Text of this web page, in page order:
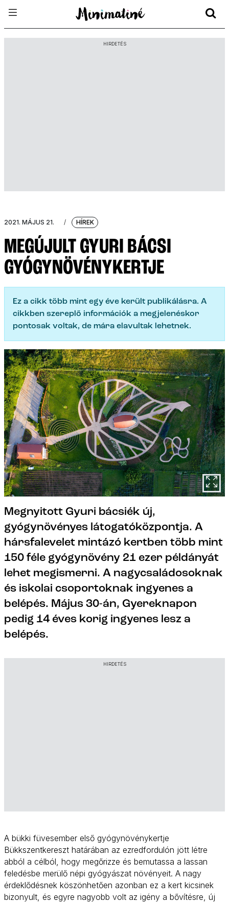
HIRDETÉS
2021. MÁJUS 21. / HÍREK
MEGÚJULT GYURI BÁCSI
GYÓGYNÖVÉNYKERTJE
Ez a cikk több mint egy éve került publikálásra. A
cikkben szereplő információk a megjelenéskor
pontosak voltak, de mára elavultak lehetnek.
Megnyitott Gyuri bácsiék új,
gyógynövényes látogatóközpontja. A
hársfalevelet mintázó kertben több mint
150 féle gyógynövény 21 ezer példányát
lehet megismerni. A nagycsaládosoknak
és iskolai csoportoknak ingyenes a
belépés. Május 30-án, Gyereknapon
pedig 14 éves korig ingyenes lesz a
belépés.
HIRDETÉS
A bükki füvesember első gyógynövénykertje
Bükkszentkereszt határában az ezredfordulón jött létre
abból a célból, hogy megőrizze és bemutassa a lassan
feledésbe merülő népi gyógyászat növényeit. A nagy
érdeklődésnek köszönhetően azonban ez a kert kicsinek
bizonyult, és egyre nagyobb volt az igény a bővítésre, új